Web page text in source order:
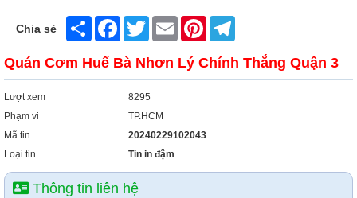
Chia sẻ Share FacebookTwitter Email Pinterest
Quán Cơm Huế Bà Nhơn Lý Chính Thắng Quận 3
Lượt xem
8295
Phạm vi
TP.HCM
Mã tin
20240229102043
Loại tin
Tin in đậm
Thông tin liên hệ